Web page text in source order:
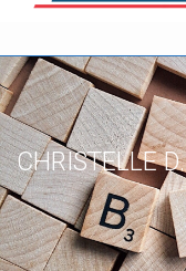
CHRISTELLE D.